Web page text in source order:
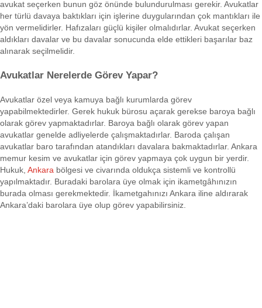
avukat seçerken bunun göz önünde bulundurulması gerekir. Avukatlar
her türlü davaya baktıkları için işlerine duygularından çok mantıkları ile
yön vermelidirler. Hafızaları güçlü kişiler olmalıdırlar. Avukat seçerken
aldıkları davalar ve bu davalar sonucunda elde ettikleri başarılar baz
alınarak seçilmelidir.
Avukatlar Nerelerde Görev Yapar?
Avukatlar özel veya kamuya bağlı kurumlarda görev
yapabilmektedirler. Gerek hukuk bürosu açarak gerekse baroya bağlı
olarak görev yapmaktadırlar. Baroya bağlı olarak görev yapan
avukatlar genelde adliyelerde çalışmaktadırlar. Baroda çalışan
avukatlar baro tarafından atandıkları davalara bakmaktadırlar. Ankara
memur kesim ve avukatlar için görev yapmaya çok uygun bir yerdir.
Hukuk, Ankara bölgesi ve civarında oldukça sistemli ve kontrollü
yapılmaktadır. Buradaki barolara üye olmak için ikametgâhınızın
burada olması gerekmektedir. İkametgahınızı Ankara iline aldırarak
Ankara’daki barolara üye olup görev yapabilirsiniz.